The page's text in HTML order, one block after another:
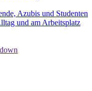
Azubis und Studenten
und am Arbeitsplatz